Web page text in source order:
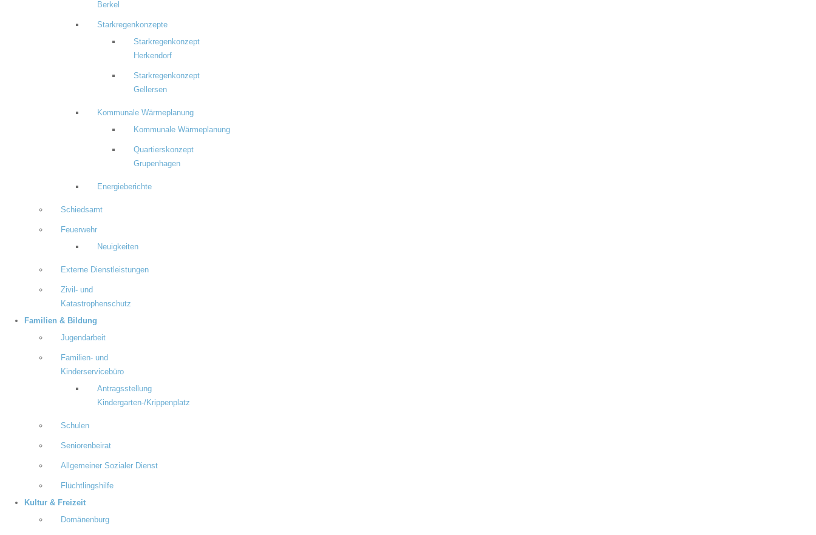
Berkel
Starkregenkonzepte
Starkregenkonzept
Herkendorf
Starkregenkonzept
Gellersen
Kommunale Wärmeplanung
Kommunale Wärmeplanung
Quartierskonzept
Grupenhagen
Energieberichte
Schiedsamt
Feuerwehr
Neuigkeiten
Externe Dienstleistungen
Zivil- und
Katastrophenschutz
Familien & Bildung
Jugendarbeit
Familien- und
Kinderservicebüro
Antragsstellung
Kindergarten-/Krippenplatz
Schulen
Seniorenbeirat
Allgemeiner Sozialer Dienst
Flüchtlingshilfe
Kultur & Freizeit
Domänenburg